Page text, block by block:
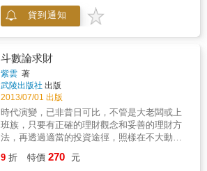
坊間有關投資理財運勢推斷的「紫微斗數書
籍」 最大不同處在於── 1.目前坊間這些「紫
微斗數書籍」，幾乎每一本都寫的有點難懂，
而且有一些密技都揭露的不大清楚。而本書的
推算方法則是很簡單易懂。 2.目前坊間這些
「紫微斗數書籍」，都是讀者必須先學會書中
介紹的繁雜基本功之後，才有辦法進一步學會
推斷投資理財運勢，這在講究速食主義的現代
社會，更是讓很多人因而拒此門學問於千里之
外。而本書的推算方法則是可以非常快速的推
斷出投資理財運勢(一生理財運勢可以幾分鐘就
推斷出來)。 3.目前坊間這些「紫微斗數書
籍」，都是需要讀者背誦很多東西之後，才有
聖先賢流傳千年之智慧心血結晶，是一門博大
精深的命理統計學，利用108顆星曜特性及組
一道生命軌跡。人自出生至死亡，其富貴貧
賤，吉凶禍福均在命盤中顯露無遺，不但可論
斷很細微的瑣事，甚至貫穿三世因果（前世、
今生、來世），其準確率也八、九成以上，命
理界均推崇「紫微斗數」為天下第一神術。
貨到通知
斗數論求財
紫雲 著
武陵出版社 出版
2013/07/01 出版
時代演變，已非昔日可比，不管是大老闆或上
班族，只要有正確的理財觀念和妥善的理財方
法，再透過適當的投資途徑，照樣在不大動干
豐厚的財利。
9 折 特價 270 元